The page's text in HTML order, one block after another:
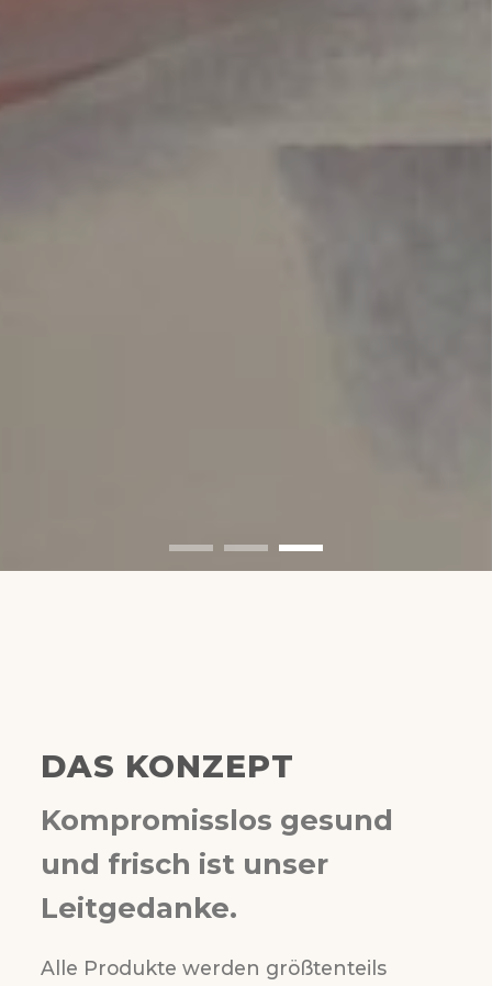
DAS KONZEPT
Kompromisslos gesund
und frisch ist unser
Leitgedanke.
Alle Produkte werden größtenteils